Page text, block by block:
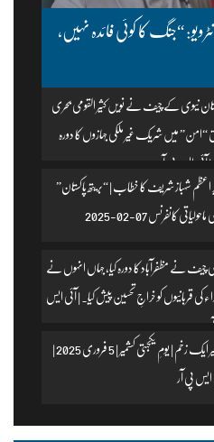
“جنگ کا کوئی فائدہ نہیں،
نیوی کے چیف نے نویں کثیر القومی بحری
میں شریک غیر ملکی جہازوں کا دورہ
| آئی ایس پی آر
اعظم شہباز شریف کا خطاب | “بریتھ پاکستان”
کانفرنس 07-02-2025
چیف نے مظفرآباد کا دورہ کیا، جہاں انہوں نے
کی قربانیوں کو خراجِ تحسین پیش کیا۔ | آئی ایس
کشمیر ایک زخم | یومِ یکجہتی کشمیر | 5 فروری 2025 |
پی آر